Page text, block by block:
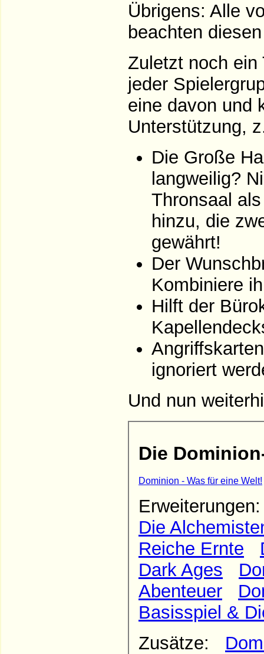
Übrigens: Alle
beachten
Zuletzt noch ein
jeder
eine davon und
Unterstützung,
Die Große
langweilig?
Thronsaal
hinzu, die
gewährt!
Der
Kombiniere
Hilft der
ignoriert
Und nun
Die
Dominion - Was für eine Welt!
Die
Reiche Ernte
Dark Ages
Abenteuer
Basisspiel &
Zusätze: